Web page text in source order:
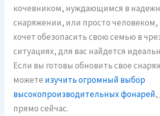
кочевником, нуждающимся в
снаряжении, или просто
хочет обезопасить свою семью в
ситуациях, для вас найдется
Если вы готовы обновить свое
можете изучить огромный выбор
высокопроизводительных фонарей
прямо сейчас.